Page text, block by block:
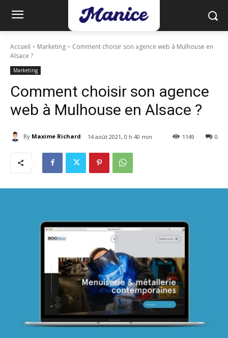
Accueil Marketing
Comment choisir son agence web à Mulhouse en
Alsace ?
Marketing
Comment choisir son agence
web à Mulhouse en Alsace ?
By Maxime Richard 14 août 2021, 0 h 40 min 0
1149